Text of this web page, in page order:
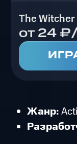
The Witcher
от 24
Жанр: